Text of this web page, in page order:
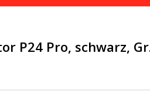
P24 Pro, schwarz,